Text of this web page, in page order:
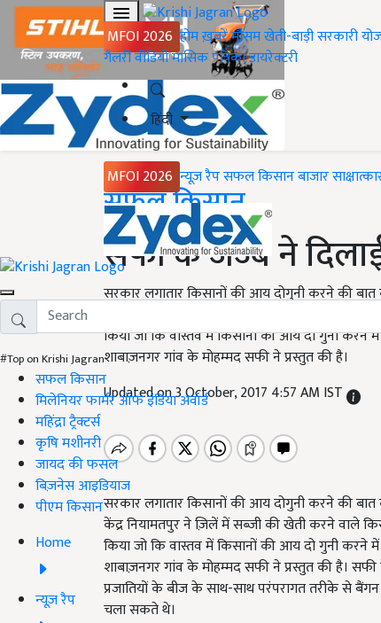
MFOI 2026 होमख़बरेंमौसमखेती-बाड़ीसरकारी
गैलरीवीडियोमासिक पत्रिकाडायरेक्टरी
हिंदी
MFOI 2026 न्यूज़ रैपसफल किसानबाजार
#Top on Krishi Jagran
सफल किसान
मिलेनियर फार्मर ऑफ इंडिया अवॉर्ड
महिंद्रा ट्रैक्टर्स
कृषि मशीनरी
जायद की फसल
बिज़नेस आइडियाज
पीएम किसान
Home
न्यूज़ रैप
Home
सफल किसान
सफी के जज्बे ने
सरकार लगातार किसानों की आय दोगुनी करने की बात
किया जो कि वास्तव में किसानों की आय दो गुनी करने
शाबाज़नगर गांव के मोहम्मद सफी ने प्रस्तुत की है।
Updated on 3 October, 2017 4:57 AM IST
सरकार लगातार किसानों की आय दोगुनी करने की बात
केंद्र नियामतपुर ने ज़िलें में सब्जी की खेती करने वाले
किया जो कि वास्तव में किसानों की आय दो गुनी करने
शाबाज़नगर गांव के मोहम्मद सफी ने प्रस्तुत की है।
प्रजातियों के बीज के साथ-साथ परंपरागत तरीके से
चला सकते थे।